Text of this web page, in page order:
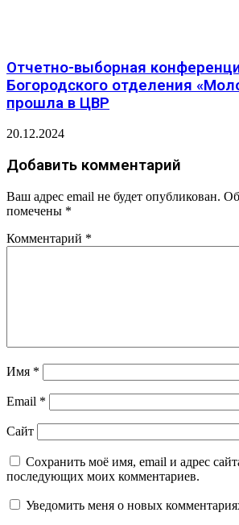
Отчетно-выборная
Богородского отделения
прошла в ЦВР
20.12.2024
Добавить комментарий
Ваш адрес email не будет опубликован.
помечены *
Комментарий *
Имя *
Email *
Сайт
Сохранить моё имя, email и адрес
последующих моих комментариев.
Уведомить меня о новых